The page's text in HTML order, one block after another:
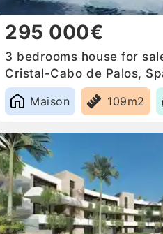
295 000€
3 bedrooms house for
Cristal-Cabo de Palos,
Maison
109m2